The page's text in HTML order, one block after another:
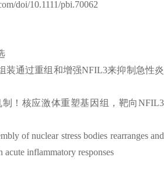
doi/10.1111/pbi.70062
装通过重组和增强NFIL3来抑制急性炎
！核应激体重塑基因组，靶向NFIL3
of nuclear stress bodies rearranges and
acute inflammatory responses